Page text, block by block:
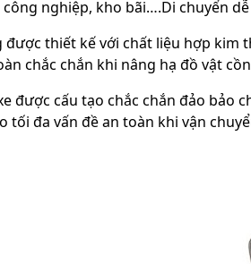
công nghiệp, kho bãi….Di chuyển
được thiết kế với chất liệu hợp kim
chắc chắn khi nâng hạ đồ vật
được cấu tạo chắc chắn đảo bảo
tối đa vấn đề an toàn khi vận